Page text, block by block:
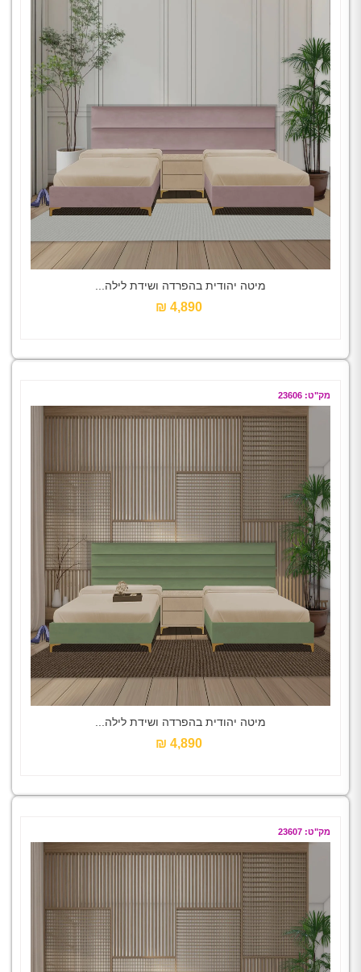
מיטה יהודית בהפרדה ושידת לילה...
4,890 ₪‎
מק"ט: 23606
מיטה יהודית בהפרדה ושידת לילה...
4,890 ₪‎
מק"ט: 23607